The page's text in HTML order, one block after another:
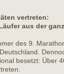
vertreten:
aus der
des 9.
besetzt: Über